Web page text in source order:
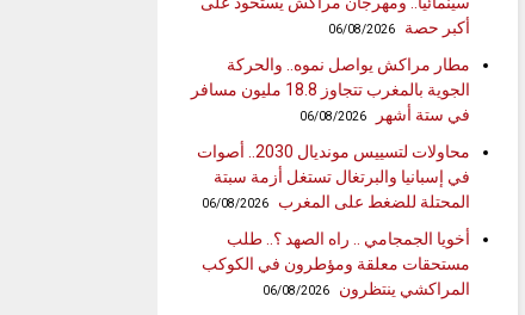
أكبر حصة
06/08/2026
مطار مراكش يواصل نموه.. والحركة
الجوية بالمغرب تتجاوز 18.8 مليون مسافر
في ستة أشهر
06/08/2026
محاولات لتسييس مونديال 2030.. أصوات
في إسبانيا والبرتغال تستغل أزمة سبتة
المحتلة للضغط على المغرب
06/08/2026
أخويا الجمجامي .. راه الصهد ؟.. طلب
مستحقات معلقة ومؤطرون في الكوكب
المراكشي ينتظرون
06/08/2026